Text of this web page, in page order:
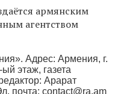
армянским
агентством
Адрес: Армения, г.
этаж, газета
Арарат
почта: contact@ra.am